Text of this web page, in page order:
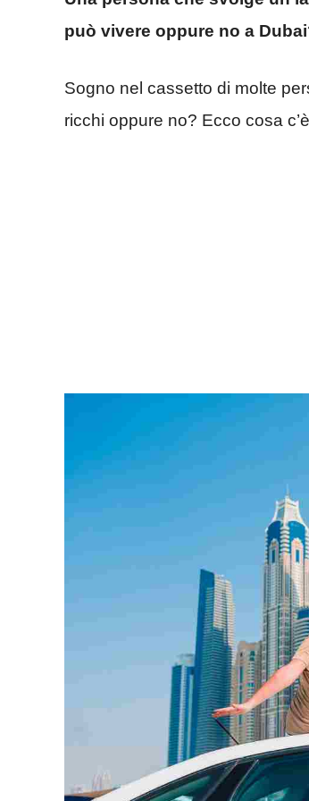
può vivere oppure no a
Sogno nel cassetto di molte
ricchi oppure no? Ecco cosa